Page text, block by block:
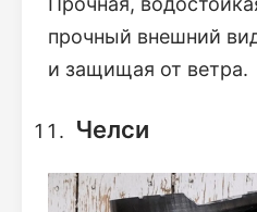
прочный внешний
и защищая от ветра.
Челси